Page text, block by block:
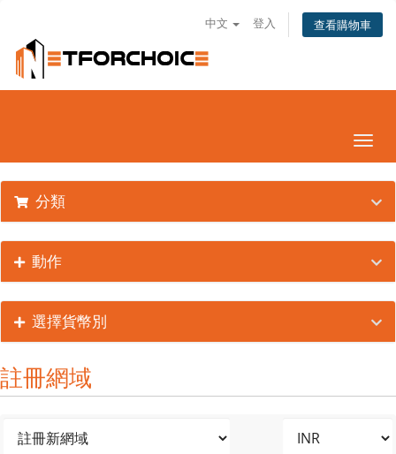
中文 登入 查看購物車
切
換
導
覽
分類
動作
選擇貨幣別
註冊網域